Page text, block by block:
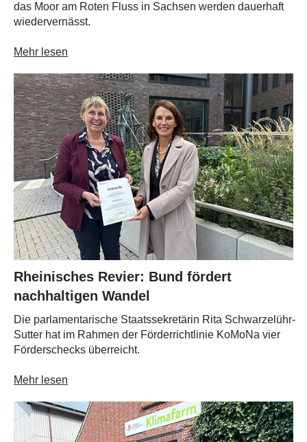
das Moor am Roten Fluss in Sachsen werden dauerhaft
wiedervernässt.
Mehr lesen
Rheinisches Revier: Bund fördert
nachhaltigen Wandel
Die parlamentarische Staatssekretärin Rita Schwarzelühr-
Sutter hat im Rahmen der Förderrichtlinie KoMoNa vier
Förderschecks überreicht.
Mehr lesen